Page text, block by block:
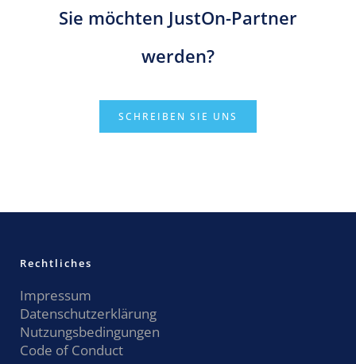
Sie möchten JustOn-Partner
werden?
SCHREIBEN SIE UNS
Rechtliches
Impressum
Datenschutzerklärung
Nutzungsbedingungen
Code of Conduct